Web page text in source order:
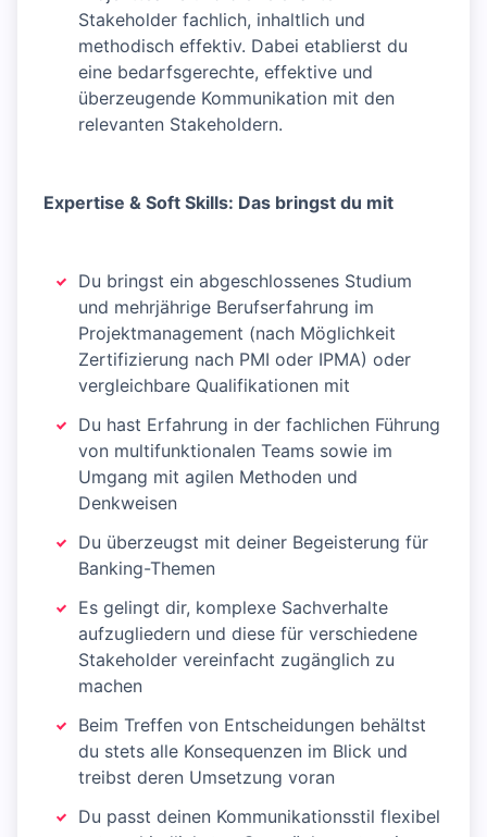
Stakeholder fachlich, inhaltlich und
methodisch effektiv. Dabei etablierst du
eine bedarfsgerechte, effektive und
überzeugende Kommunikation mit den
relevanten Stakeholdern.
Expertise & Soft Skills: Das bringst du mit
Du bringst ein abgeschlossenes Studium
und mehrjährige Berufserfahrung im
Projektmanagement (nach Möglichkeit
Zertifizierung nach PMI oder IPMA) oder
vergleichbare Qualifikationen mit
Du hast Erfahrung in der fachlichen Führung
von multifunktionalen Teams sowie im
Umgang mit agilen Methoden und
Denkweisen
Du überzeugst mit deiner Begeisterung für
Banking-Themen
Es gelingt dir, komplexe Sachverhalte
aufzugliedern und diese für verschiedene
Stakeholder vereinfacht zugänglich zu
machen
Beim Treffen von Entscheidungen behältst
du stets alle Konsequenzen im Blick und
treibst deren Umsetzung voran
Du passt deinen Kommunikationsstil flexibel